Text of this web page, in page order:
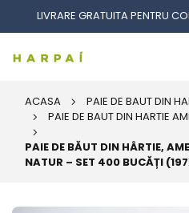
LIVRARE GRATUITA PENTRU
ACASA
PAIE DE BAUT DIN
PAIE DE BAUT DIN HARTIE
PAIE DE BĂUT DIN HÂRTIE,
NATUR – SET 400 BUCĂȚI